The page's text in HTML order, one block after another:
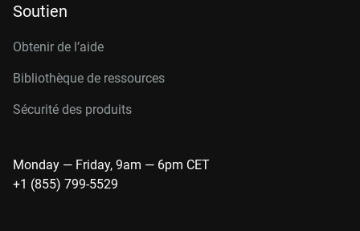
Soutien
Obtenir de l’aide
Bibliothèque de ressources
Sécurité des produits
Monday — Friday, 9am — 6pm CET
+1 (855) 799-5529